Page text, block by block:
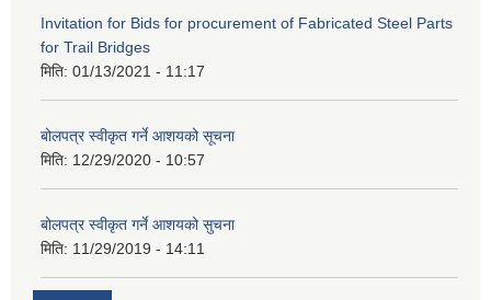
Invitation for Bids for procurement of Fabricated Steel Parts
for Trail Bridges
मिति: 01/13/2021 - 11:17
बोलपत्र स्वीकृत गर्ने आशयको सूचना
मिति: 12/29/2020 - 10:57
बोलपत्र स्वीकृत गर्ने आशयको सुचना
मिति: 11/29/2019 - 14:11